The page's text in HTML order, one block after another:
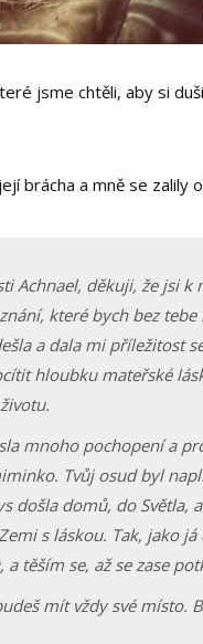
jsme chtěli, aby si
brácha a mně se zalily
Achnael, děkuji, že jsi k
které bych bez tebe
a dala mi příležitost
hloubku mateřské
mnoho pochopení a
Tvůj osud byl
došla domů, do Světla,
s láskou. Tak, jako
těším se, až se zase
mít vždy své místo.